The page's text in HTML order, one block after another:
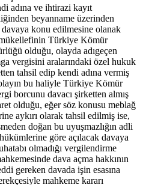
adına ve ihtirazi kayıt
beyanname üzerinden
konu edilmesine olanak
Türkiye Kömür
olduğu, olayda adıgeçen
vergisini aralarındaki özel hukuk
tahsil edip kendi adına vermiş
bu haliyle Türkiye Kömür
borcunu davacı şirketten almış
olduğu, eğer söz konusu meblağ
aykırı olarak tahsil edilmiş ise,
doğan bu uyuşmazlığın adli
göre açılacak davaya
olmadığı vergilendirme
dava açma hakkının
gereken davada işin esasına
mahkeme kararı